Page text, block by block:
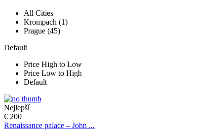
All Cities
Krompach (1)
Prague (45)
Default
Price High to Low
Price Low to High
Default
Nejlepší
€ 200
Renaissance palace – John ...